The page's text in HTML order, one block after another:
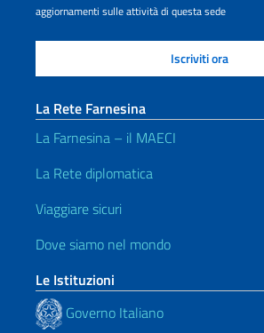
aggiornamenti sulle attività di questa sede
La Rete Farnesina
La Farnesina – il MAECI
La Rete diplomatica
Viaggiare sicuri
Dove siamo nel mondo
Le Istituzioni
Governo Italiano